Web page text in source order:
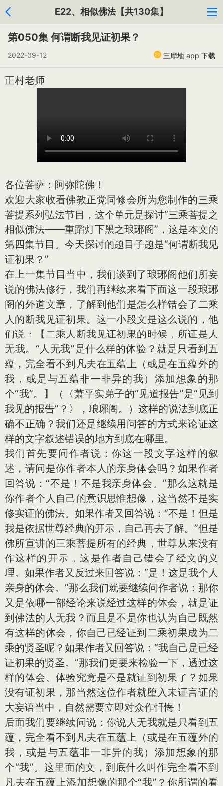
E22、相似佛法【共130集】
第050集 何谓断我见证初果？
2022-09-12 三摩地 app 下载
正村老师
各位菩萨：阿弥陀佛！
欢迎大家收看佛教正觉同修会所为您制作的三乘
菩提系列弘法节目，这个单元是探讨“三乘菩提之
相似佛法——重蹈灯下黑之琅琊阁”，这是本文的
第四集节目。今天探讨的题目子题是“何谓断我见
证初果？”
在上一集节目当中，我们谈到了琅琊阁他们所妄
说的佛法修行，我们再继续来看下面这一段琅琊
阁的外道文章，了解到他们是怎么样错会了二乘
人的断我见证初果。这一小段文是这么说的，他
们说：【二乘人断我见证初果的时候，所证是人
无我。“人无我”是什么样的体验？就是只看到五
蕴，完全看不到凡夫在五蕴上（或是在五蕴外的
我，或是与五蕴非一非异的我）添加想象的那
个“我”。】（〈萧平实弟子的“见道报告”是“见到
我见的报告”？〉，琅琊阁。）这样的说法到底正
确不正确？我们还是继续用问答的方式来论证这
样的文字叙述错误的地方到底在哪里。
我们首先要问作者说：你这一段文字这样的叙
述，请问是你作者本人的亲身体会吗？如果作者
回答说：“不是！不是我亲身体会。”那么这就是
你作者个人自己的意识思惟想像，这当然不是实
修实证的佛法。如果作者又回答说：“不是！但是
我是依据世尊经典的开示，自己再去了解。”但是
佛所宣讲的三乘菩提所有的经典，世尊从来没有
作这样的开示，这是作者自己错会了经文的义
理。如果作者又反过来回答说：“是！这是我个人
亲身的体会。”那么我们就要继续问作者说：那你
又是依哪一部经论来说经过这样的体会，就是证
到佛法的人无我？而且是不是你也认为自己既然
有这样的体会，你自己已经证到二乘初果成为二
乘的贤圣呢？如果作者又回答说：“我自己是已经
证初果的贤圣。”那我们更要来检验一下，透过这
样的体会、体验究竟是不是就证到初果了？如果
没有证初果，那当然这位作者就堕入未证言证的
大妄语当中，自然需要立即对众作忏悔！
后面我们要继续问说：你说人无我就是只看到五
蕴，完全看不到凡夫在五蕴上（或是在五蕴外的
我，或是与五蕴非一非异的我）添加想象的那
个“我”。这里面的文，到底什么叫作完全看不到
凡夫在五蕴上添加想像的那个“我”？你所谓的看